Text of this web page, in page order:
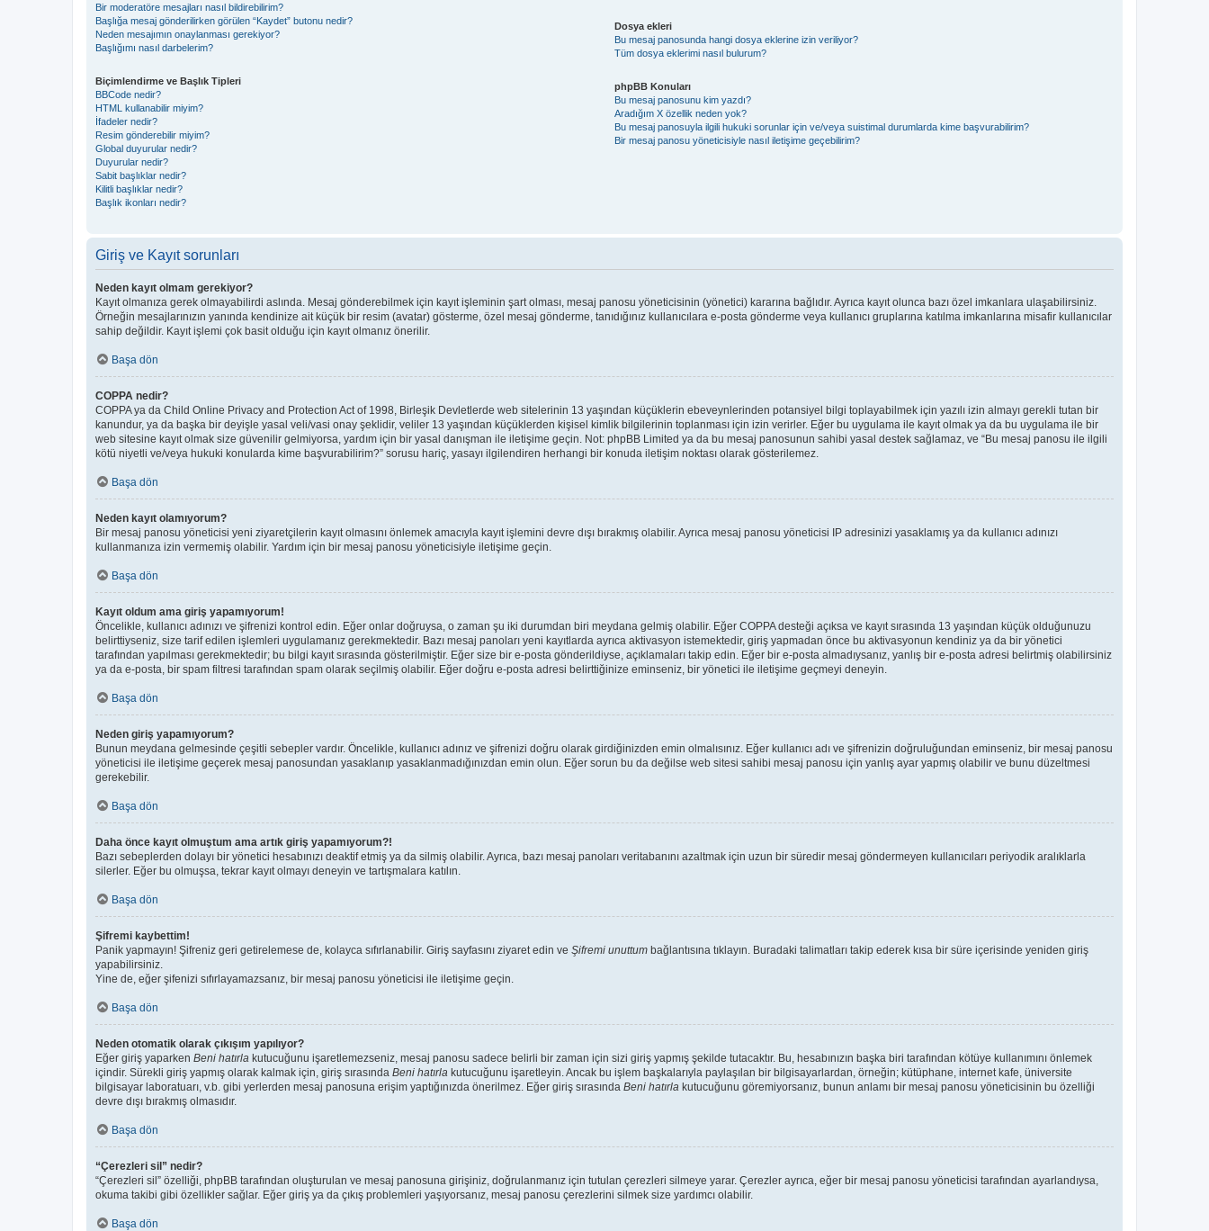
Bir moderatöre mesajları nasıl bildirebilirim?
Başlığa mesaj gönderilirken görülen “Kaydet” butonu nedir?
Neden mesajımın onaylanması gerekiyor?
Başlığımı nasıl darbelerim?
Biçimlendirme ve Başlık Tipleri
BBCode nedir?
HTML kullanabilir miyim?
İfadeler nedir?
Resim gönderebilir miyim?
Global duyurular nedir?
Duyurular nedir?
Sabit başlıklar nedir?
Kilitli başlıklar nedir?
Başlık ikonları nedir?
Dosya ekleri
Bu mesaj panosunda hangi dosya eklerine izin veriliyor?
Tüm dosya eklerimi nasıl bulurum?
phpBB Konuları
Bu mesaj panosunu kim yazdı?
Aradığım X özellik neden yok?
Bu mesaj panosuyla ilgili hukuki sorunlar için ve/veya suistimal durumlarda kime başvurabilirim?
Bir mesaj panosu yöneticisiyle nasıl iletişime geçebilirim?
Giriş ve Kayıt sorunları
Neden kayıt olmam gerekiyor?
Kayıt olmanıza gerek olmayabilirdi aslında. Mesaj gönderebilmek için kayıt işleminin şart olması, mesaj panosu yöneticisinin (yönetici) kararına bağlıdır. Ayrıca kayıt olunca bazı özel imkanlara ulaşabilirsiniz.
Örneğin mesajlarınızın yanında kendinize ait küçük bir resim (avatar) gösterme, özel mesaj gönderme, tanıdığınız kullanıcılara e-posta gönderme veya kullanıcı gruplarına katılma imkanlarına misafir kullanıcılar
sahip değildir. Kayıt işlemi çok basit olduğu için kayıt olmanız önerilir.
Başa dön
COPPA nedir?
COPPA ya da Child Online Privacy and Protection Act of 1998, Birleşik Devletlerde web sitelerinin 13 yaşından küçüklerin ebeveynlerinden potansiyel bilgi toplayabilmek için yazılı izin almayı gerekli tutan bir
kanundur, ya da başka bir deyişle yasal veli/vasi onay şeklidir, veliler 13 yaşından küçüklerden kişisel kimlik bilgilerinin toplanması için izin verirler. Eğer bu uygulama ile kayıt olmak ya da bu uygulama ile bir
web sitesine kayıt olmak size güvenilir gelmiyorsa, yardım için bir yasal danışman ile iletişime geçin. Not: phpBB Limited ya da bu mesaj panosunun sahibi yasal destek sağlamaz, ve “Bu mesaj panosu ile ilgili
kötü niyetli ve/veya hukuki konularda kime başvurabilirim?” sorusu hariç, yasayı ilgilendiren herhangi bir konuda iletişim noktası olarak gösterilemez.
Başa dön
Neden kayıt olamıyorum?
Bir mesaj panosu yöneticisi yeni ziyaretçilerin kayıt olmasını önlemek amacıyla kayıt işlemini devre dışı bırakmış olabilir. Ayrıca mesaj panosu yöneticisi IP adresinizi yasaklamış ya da kullanıcı adınızı
kullanmanıza izin vermemiş olabilir. Yardım için bir mesaj panosu yöneticisiyle iletişime geçin.
Başa dön
Kayıt oldum ama giriş yapamıyorum!
Öncelikle, kullanıcı adınızı ve şifrenizi kontrol edin. Eğer onlar doğruysa, o zaman şu iki durumdan biri meydana gelmiş olabilir. Eğer COPPA desteği açıksa ve kayıt sırasında 13 yaşından küçük olduğunuzu
belirttiyseniz, size tarif edilen işlemleri uygulamanız gerekmektedir. Bazı mesaj panoları yeni kayıtlarda ayrıca aktivasyon istemektedir, giriş yapmadan önce bu aktivasyonun kendiniz ya da bir yönetici
tarafından yapılması gerekmektedir; bu bilgi kayıt sırasında gösterilmiştir. Eğer size bir e-posta gönderildiyse, açıklamaları takip edin. Eğer bir e-posta almadıysanız, yanlış bir e-posta adresi belirtmiş olabilirsiniz
ya da e-posta, bir spam filtresi tarafından spam olarak seçilmiş olabilir. Eğer doğru e-posta adresi belirttiğinize eminseniz, bir yönetici ile iletişime geçmeyi deneyin.
Başa dön
Neden giriş yapamıyorum?
Bunun meydana gelmesinde çeşitli sebepler vardır. Öncelikle, kullanıcı adınız ve şifrenizi doğru olarak girdiğinizden emin olmalısınız. Eğer kullanıcı adı ve şifrenizin doğruluğundan eminseniz, bir mesaj panosu
yöneticisi ile iletişime geçerek mesaj panosundan yasaklanıp yasaklanmadığınızdan emin olun. Eğer sorun bu da değilse web sitesi sahibi mesaj panosu için yanlış ayar yapmış olabilir ve bunu düzeltmesi
gerekebilir.
Başa dön
Daha önce kayıt olmuştum ama artık giriş yapamıyorum?!
Bazı sebeplerden dolayı bir yönetici hesabınızı deaktif etmiş ya da silmiş olabilir. Ayrıca, bazı mesaj panoları veritabanını azaltmak için uzun bir süredir mesaj göndermeyen kullanıcıları periyodik aralıklarla
silerler. Eğer bu olmuşsa, tekrar kayıt olmayı deneyin ve tartışmalara katılın.
Başa dön
Şifremi kaybettim!
Panik yapmayın! Şifreniz geri getirelemese de, kolayca sıfırlanabilir. Giriş sayfasını ziyaret edin ve Şifremi unuttum bağlantısına tıklayın. Buradaki talimatları takip ederek kısa bir süre içerisinde yeniden giriş
yapabilirsiniz.
Yine de, eğer şifenizi sıfırlayamazsanız, bir mesaj panosu yöneticisi ile iletişime geçin.
Başa dön
Neden otomatik olarak çıkışım yapılıyor?
Eğer giriş yaparken Beni hatırla kutucuğunu işaretlemezseniz, mesaj panosu sadece belirli bir zaman için sizi giriş yapmış şekilde tutacaktır. Bu, hesabınızın başka biri tarafından kötüye kullanımını önlemek
içindir. Sürekli giriş yapmış olarak kalmak için, giriş sırasında Beni hatırla kutucuğunu işaretleyin. Ancak bu işlem başkalarıyla paylaşılan bir bilgisayarlardan, örneğin; kütüphane, internet kafe, üniversite
bilgisayar laboratuarı, v.b. gibi yerlerden mesaj panosuna erişim yaptığınızda önerilmez. Eğer giriş sırasında Beni hatırla kutucuğunu göremiyorsanız, bunun anlamı bir mesaj panosu yöneticisinin bu özelliği
devre dışı bırakmış olmasıdır.
Başa dön
“Çerezleri sil” nedir?
“Çerezleri sil” özelliği, phpBB tarafından oluşturulan ve mesaj panosuna girişiniz, doğrulanmanız için tutulan çerezleri silmeye yarar. Çerezler ayrıca, eğer bir mesaj panosu yöneticisi tarafından ayarlandıysa,
okuma takibi gibi özellikler sağlar. Eğer giriş ya da çıkış problemleri yaşıyorsanız, mesaj panosu çerezlerini silmek size yardımcı olabilir.
Başa dön